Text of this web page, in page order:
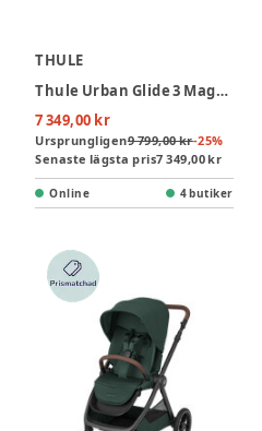
THULE
Thule Urban Glide 3 Magnetic Buckle Joggingvagn - Black
7 349,00 kr
Ursprungligen9 799,00 kr-25%
Senaste lägsta pris7 349,00 kr
Online 4 butiker